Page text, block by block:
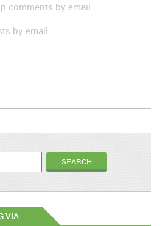
comments by email.
by email.
VIA